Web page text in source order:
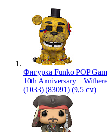
Фигурка Funko POP
10th Anniversary –
(1033) (83091) (9,5 см)